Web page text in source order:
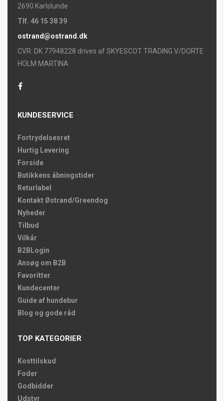
2690 Karlslunde
Tlf. 46 15 38 39
ostrand@ostrand.dk
CVR: DK 77948228 drives af SKYESCOT TRADING V/DORTE
HOLM MARTINA
KUNDESERVICE
Fortrydelsesret
Hurtig Levering
Forside
Butikkens åbningstider
Returlabel
Kontakt Østrand/Greendog
Nyheder
Tilbud
Vilkår
B2BLogin
Ansøg om B2B
Favoritter
Kundecenter
Guide af hundebur
Blog og gode råd
TOP KATEGORIER
Kosttilskud
Foder
Godbidder
Udstyr